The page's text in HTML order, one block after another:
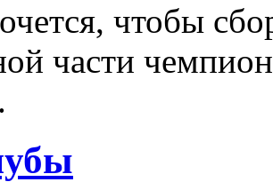
чтобы
части